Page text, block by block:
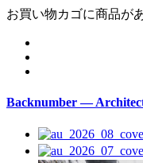
お買い物カゴに商品が
Backnumber —